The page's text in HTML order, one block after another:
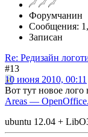
Форумчанин
Сообщения:
Записан
Re: Редизайн
#13
10 июня 2010, 00:11
Вот тут новое
Areas —
ubuntu 12.04 +